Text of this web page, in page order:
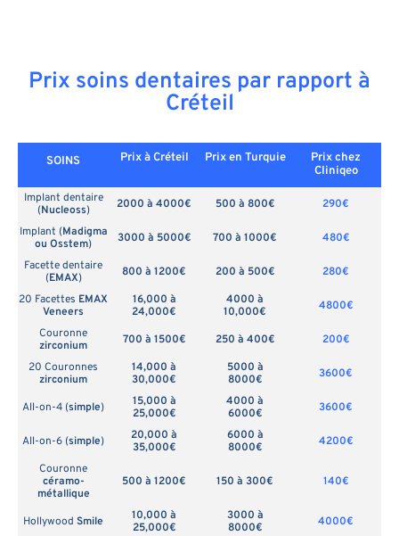
Prix soins dentaires par rapport à
Créteil
SOINS Prix à Créteil Prix en Turquie
Prix chez
Cliniqeo
Implant dentaire
(Nucleoss) 2000 à 4000€ 500 à 800€
290€
Implant (Madigma
ou Osstem) 3000 à 5000€ 700 à 1000€
480€
Facette dentaire
(EMAX) 800 à 1200€ 200 à 500€
280€
20 Facettes EMAX
Veneers
16,000 à
24,000€
4000 à
10,000€
4800€
Couronne
zirconium
700 à 1500€ 250 à 400€
200€
20 Couronnes
zirconium
14,000 à
30,000€
5000 à
8000€
3600€
All-on-4 (simple)
15,000 à
25,000€
4000 à
6000€
3600€
All-on-6 (simple)
20,000 à
35,000€
6000 à
8000€
4200€
Couronne
céramo-
métallique
500 à 1200€ 150 à 300€ 140€
Hollywood Smile
10,000 à
25,000€
3000 à
8000€
4000€